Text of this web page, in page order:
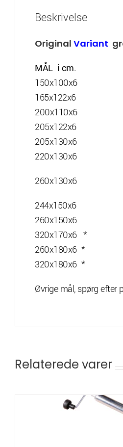
Beskrivelse
Original Variant
MÅL i cm.
260x150x6
260x180x6 *
Øvrige mål, spørg efter
Relaterede varer